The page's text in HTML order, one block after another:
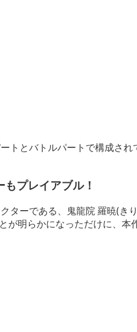
トとバトルパートで構成さ
プレイアブル！
ターである、鬼龍院 羅暁(き
明らかになっただけに、本